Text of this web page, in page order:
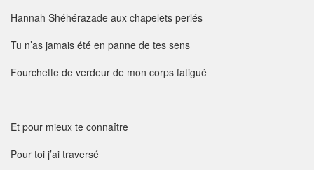
Hannah Shéhérazade aux chapelets perlés
Tu n’as jamais été en panne de tes sens
Fourchette de verdeur de mon corps fatigué
Et pour mieux te connaître
Pour toi j’ai traversé